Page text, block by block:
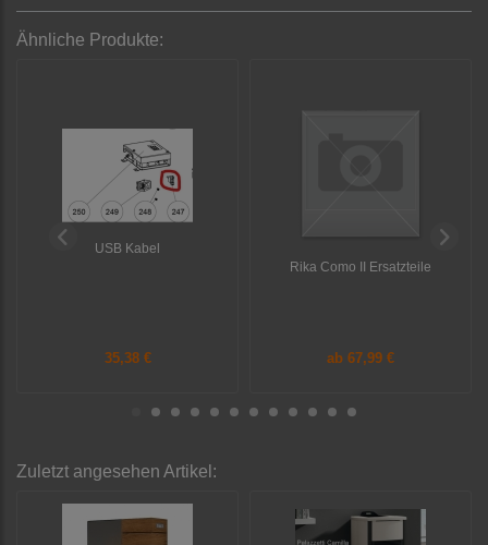
Ähnliche Produkte:
USB Kabel
35,38 €
Rika Como II Ersatzteile
ab 67,99 €
Zuletzt angesehen Artikel: